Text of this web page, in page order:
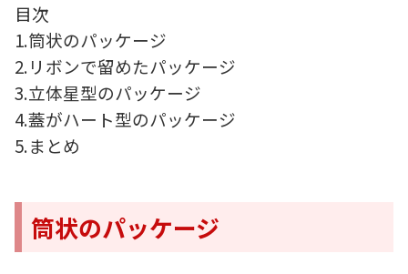
目次
1.筒状のパッケージ
2.リボンで留めたパッケージ
3.立体星型のパッケージ
4.蓋がハート型のパッケージ
5.まとめ
筒状のパッケージ